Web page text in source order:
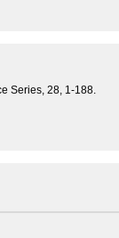
Series, 28, 1-188.